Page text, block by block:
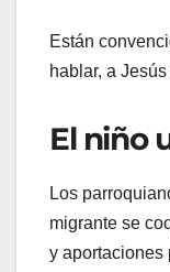
Están
hablar, a
El niño
Los
migrante se
y aportaciones